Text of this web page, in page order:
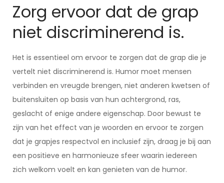
Zorg ervoor dat de grap
niet discriminerend is.
Het is essentieel om ervoor te zorgen dat de grap die je
vertelt niet discriminerend is. Humor moet mensen
verbinden en vreugde brengen, niet anderen kwetsen of
buitensluiten op basis van hun achtergrond, ras,
geslacht of enige andere eigenschap. Door bewust te
zijn van het effect van je woorden en ervoor te zorgen
dat je grapjes respectvol en inclusief zijn, draag je bij aan
een positieve en harmonieuze sfeer waarin iedereen
zich welkom voelt en kan genieten van de humor.